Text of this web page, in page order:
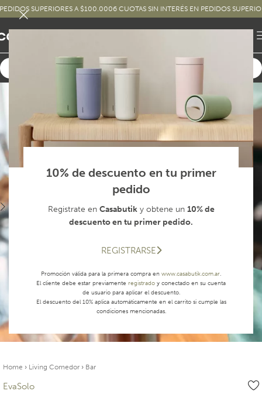
10% de descuento en tu primer
pedido
Registrate en Casabutiky obtene un 10% de
descuento en tu primer pedido.
REGISTRARSE
Promoción válida para la primera compra en www.casabutik.com.ar.
El cliente debe estar previamente registrado y conectado en su cuenta
de usuario para aplicar el descuento.
El descuento del 10% aplica automáticamente en el carrito si cumple las
condiciones mencionadas.
SUPERIORES A $100.000 6 CUOTAS SIN INTERÉS EN PEDIDOS
Home › Living Comedor › Bar
EvaSolo